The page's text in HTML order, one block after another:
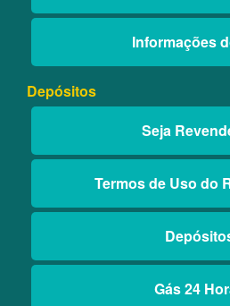
Informações
Depósitos
Seja
Termos de Uso do
Gás 24